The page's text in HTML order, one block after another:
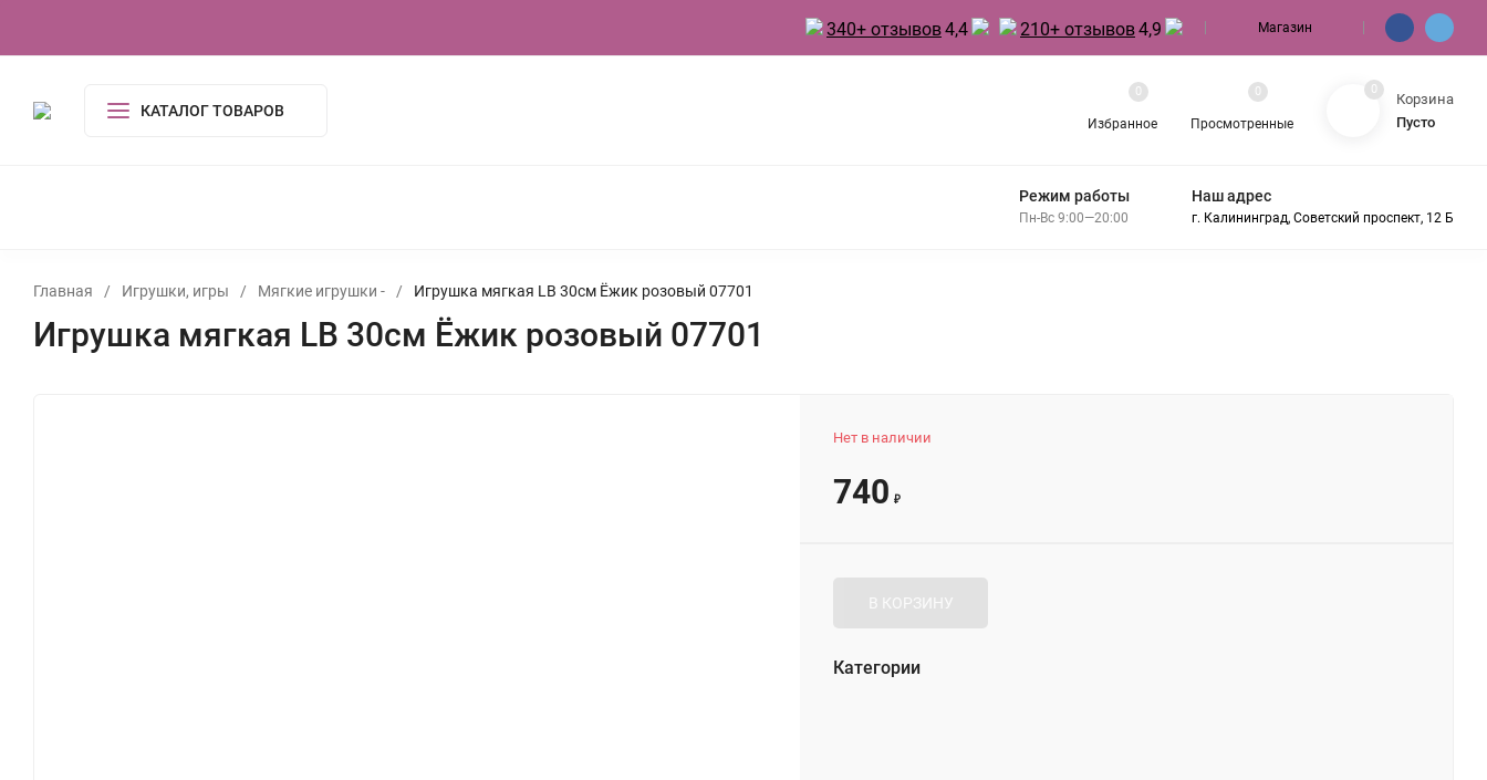
340+ отзывов4,4 210+ отзывов4,9 Магазин
КАТАЛОГ ТОВАРОВ
Избранное
0
Просмотренные
0 0
Корзина
Пусто
Режим работы
Пн-Вс 9:00—20:00
Наш адрес
г. Калининград, Советский проспект, 12 Б
Главная / Игрушки, игры / Мягкие игрушки - / Игрушка мягкая LB 30см Ёжик розовый 07701
Игрушка мягкая LB 30см Ёжик розовый 07701
Нет в наличии
740 ₽
В КОРЗИНУ
Категории